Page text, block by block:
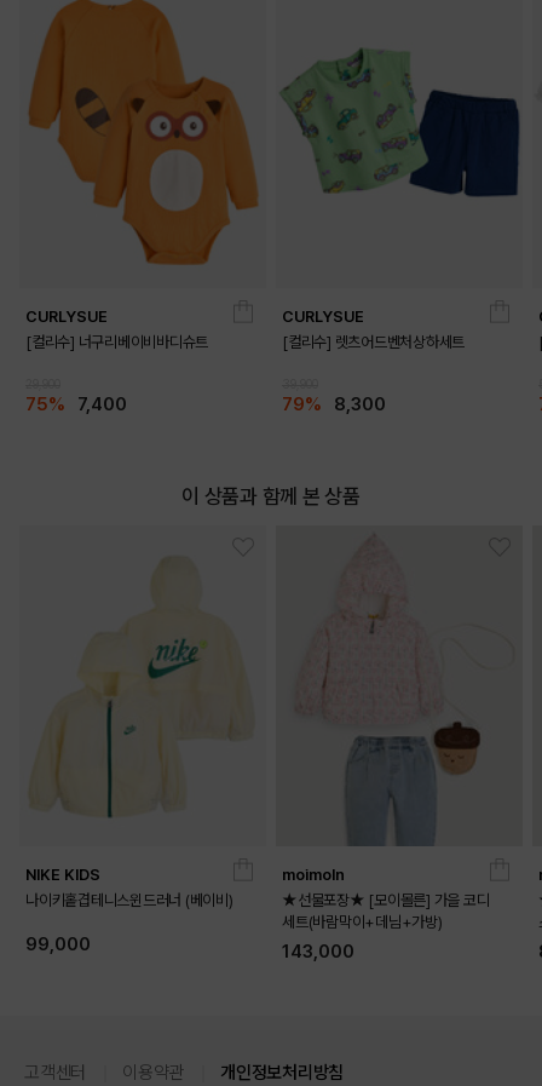
CURLYSUE
[컬리수] 너구리베이비바디슈트
75% 7,400
CURLYSUE
[컬리수] 렛츠어드벤처상하세트
79% 8,300
이 상품과 함께 본 상품
NIKE KIDS
나이키홑겹테니스윈드러너 (베이비)
99,000
moimoln
★선물포장★ [모이몰른] 가을 코디
세트(바람막이+데님+가방)
143,000
고객센터 이용약관 개인정보처리방침